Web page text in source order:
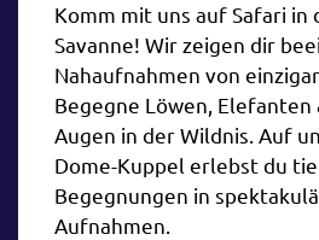
Komm mit uns auf Safari in
Savanne! Wir zeigen dir
Nahaufnahmen von
Begegne Löwen, Elefanten
Augen in der Wildnis. Auf
Dome-Kuppel erlebst du
Begegnungen in
Aufnahmen.